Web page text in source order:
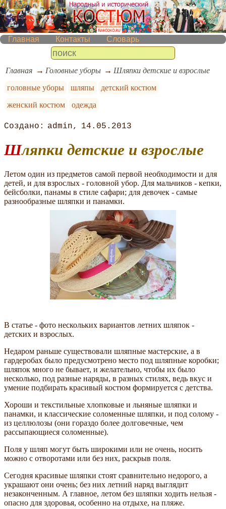
Главная Контакты Словарь
Главная Головные уборы
Шляпки детские и взрослые
головные уборы
шляпы
детский костюм
женский костюм
одежда
admin 14.05.2013
Шляпки детские и взрослые
Летом один из предметов самой первой необходимости и для
детей, и для взрослых - головной убор. Для мальчиков - кепки,
бейсболки, панамы в стиле сафари; для девочек - самые
разнообразные шляпки и панамки.
В статье - фото нескольких вариантов летних шляпок -
детских и взрослых.
Недаром раньше существовали шляпные мастерские, а в
гардеробах было предусмотрено место под шляпные коробки;
шляпок много не бывает, и желательно, чтобы их было
несколько, под разные наряды, в разных стилях, ведь вкус и
умение подбирать красивый костюм формируется с детства.
Хороши и текстильные хлопковые и льняные шляпки и
панамки, и классические соломенные шляпки, и под солому -
из целлюлозы (они гораздо более долговечные, чем
рассыпающиеся соломенные).
Поля у шляп могут быть широкими или не очень, носить
можно с отворотами или без них, раскрыв поля.
Сегодня красивые шляпки стоят сравнительно недорого, а
украшают они очень; без них летний наряд выглядит
незаконченным. А главное, летом без шляпки ходить нельзя -
опасно для здоровья, особенно на отдыхе, на пляже.